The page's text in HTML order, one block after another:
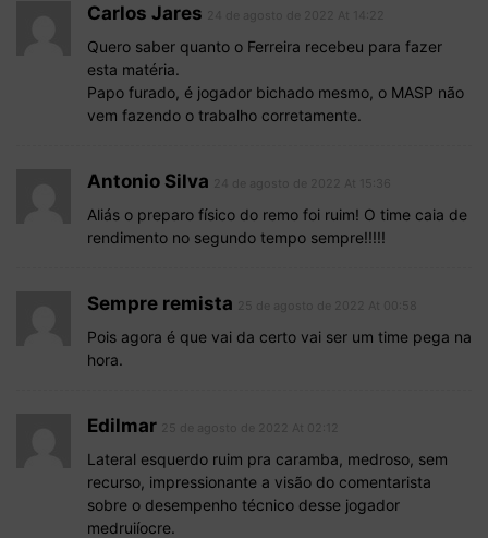
Carlos Jares
Quero saber quanto o Ferreira recebeu para fazer
esta matéria.
Papo furado, é jogador bichado mesmo, o MASP não
vem fazendo o trabalho corretamente.
Antonio Silva
Aliás o preparo físico do remo foi ruim! O time caia de
rendimento no segundo tempo sempre!!!!!
Sempre remista
Pois agora é que vai da certo vai ser um time pega na
hora.
Edilmar
Lateral esquerdo ruim pra caramba, medroso, sem
recurso, impressionante a visão do comentarista
sobre o desempenho técnico desse jogador
medruiíocre.